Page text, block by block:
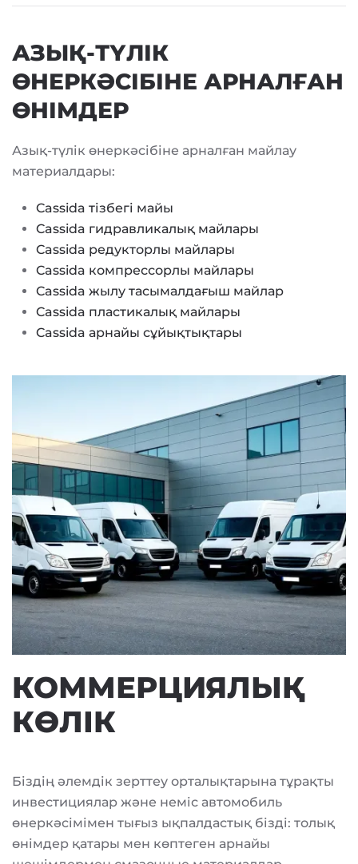
АЗЫҚ-ТҮЛІК
ӨНЕРКӘСІБІНЕ АРНАЛҒАН
ӨНІМДЕР
Азық-түлік өнеркәсібіне арналған майлау
материалдары:
Cassida тізбегі майы
Cassida гидравликалық майлары
Cassida редукторлы майлары
Cassida компрессорлы майлары
Cassida жылу тасымалдағыш майлар
Cassida пластикалық майлары
Cassida арнайы сұйықтықтары
КОММЕРЦИЯЛЫҚ
КӨЛІК
Біздің әлемдік зерттеу орталықтарына тұрақты
инвестициялар және неміс автомобиль
өнеркәсімімен тығыз ықпалдастық бізді: толық
өнімдер қатары мен көптеген арнайы